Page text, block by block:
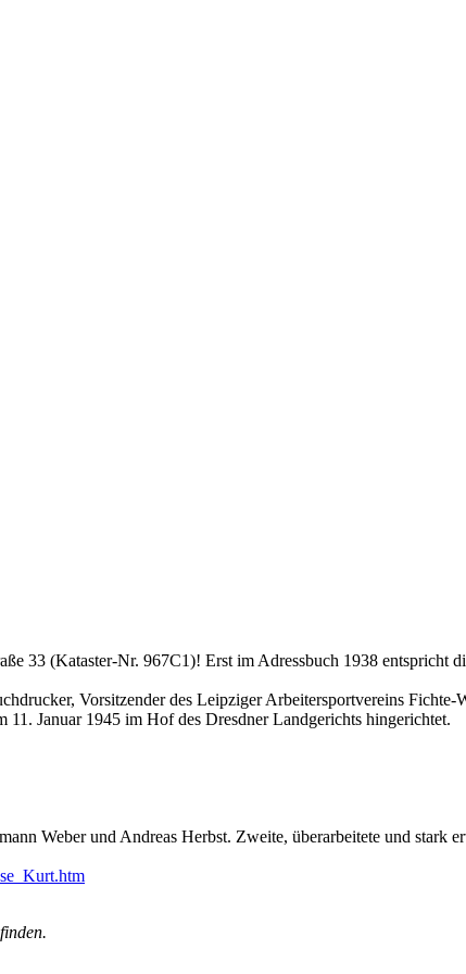
33 (Kataster-Nr. 967C1)! Erst im Adressbuch 1938 entspricht
Vorsitzender des Leipziger Arbeitersportvereins Fichte-
Januar 1945 im Hof des Dresdner Landgerichts hingerichtet.
Weber und Andreas Herbst. Zweite, überarbeitete und